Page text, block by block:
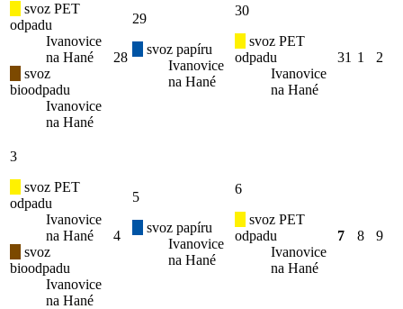
svoz PET
odpadu
Ivanovice
na Hané
svoz
bioodpadu
Ivanovice
na Hané
28
29
svoz papíru
Ivanovice
na Hané
30
svoz PET
odpadu
Ivanovice
na Hané
31 1 2
3
svoz PET
odpadu
Ivanovice
na Hané
svoz
bioodpadu
Ivanovice
na Hané
4
5
svoz papíru
Ivanovice
na Hané
6
svoz PET
odpadu
Ivanovice
na Hané
7 8 9